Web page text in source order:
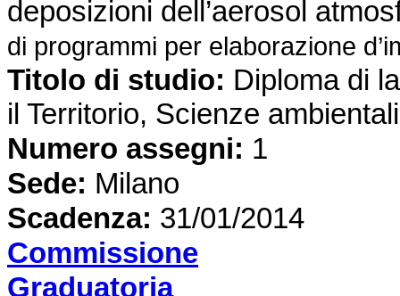
deposizioni dell’aerosol
di programmi per elaborazione
Titolo di studio: Diploma di
il Territorio, Scienze
Numero assegni: 1
Sede: Milano
Scadenza: 31/01/2014
Commissione
Graduatoria